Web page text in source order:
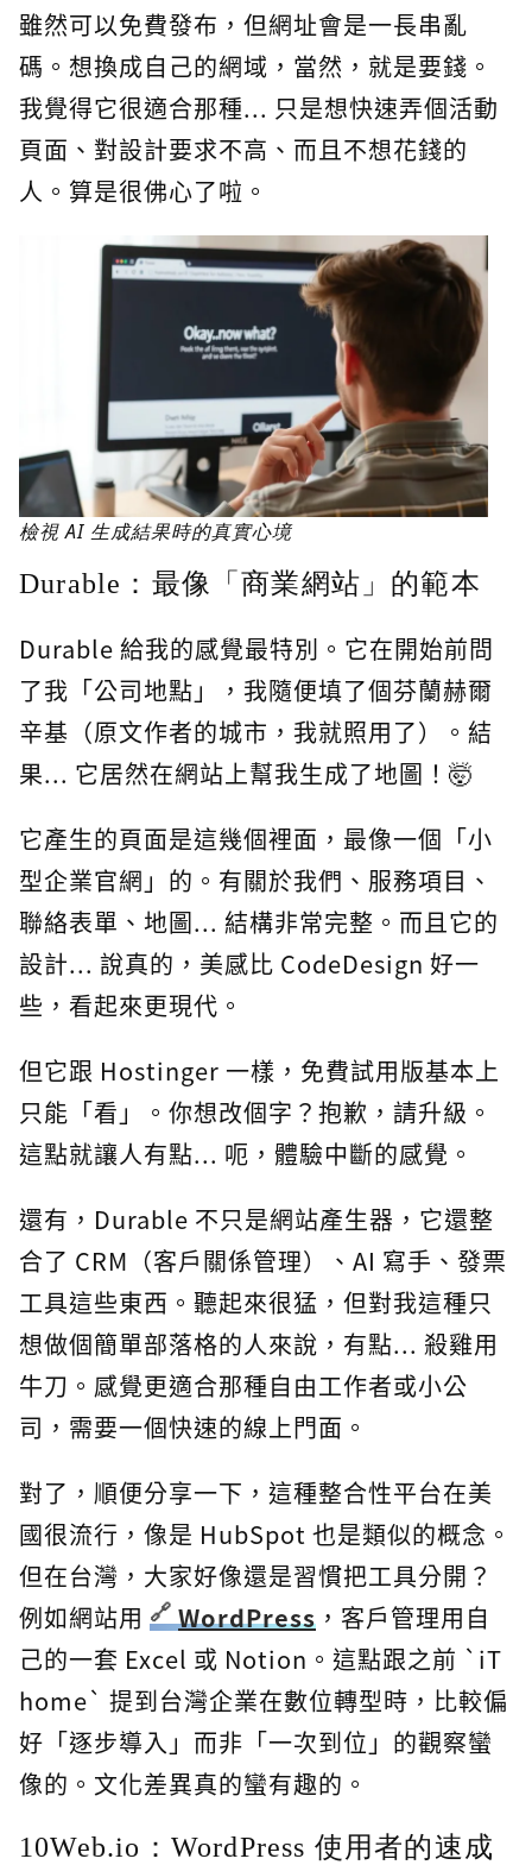
雖然可以免費發布，但網址會是一長串亂
碼。想換成自己的網域，當然，就是要錢。
我覺得它很適合那種... 只是想快速弄個活動
頁面、對設計要求不高、而且不想花錢的
人。算是很佛心了啦。
檢視 AI 生成結果時的真實心境
Durable：最像「商業網站」的範本
Durable 給我的感覺最特別。它在開始前問
了我「公司地點」，我隨便填了個芬蘭赫爾
辛基（原文作者的城市，我就照用了）。結
果... 它居然在網站上幫我生成了地圖！🤯
它產生的頁面是這幾個裡面，最像一個「小
型企業官網」的。有關於我們、服務項目、
聯絡表單、地圖... 結構非常完整。而且它的
設計... 說真的，美感比 CodeDesign 好一
些，看起來更現代。
但它跟 Hostinger 一樣，免費試用版基本上
只能「看」。你想改個字？抱歉，請升級。
這點就讓人有點... 呃，體驗中斷的感覺。
還有，Durable 不只是網站產生器，它還整
合了 CRM（客戶關係管理）、AI 寫手、發票
工具這些東西。聽起來很猛，但對我這種只
想做個簡單部落格的人來說，有點... 殺雞用
牛刀。感覺更適合那種自由工作者或小公
司，需要一個快速的線上門面。
對了，順便分享一下，這種整合性平台在美
國很流行，像是 HubSpot 也是類似的概念。
但在台灣，大家好像還是習慣把工具分開？
例如網站用
WordPress ，客戶管理用自
己的一套 Excel 或 Notion。這點跟之前 `iT
home` 提到台灣企業在數位轉型時，比較偏
好「逐步導入」而非「一次到位」的觀察蠻
像的。文化差異真的蠻有趣的。
10Web.io：WordPress 使用者的速成